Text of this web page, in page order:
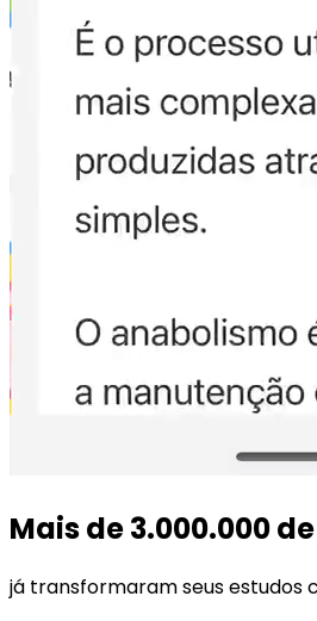
Mais de3.000.000
já transformaram seus estudos